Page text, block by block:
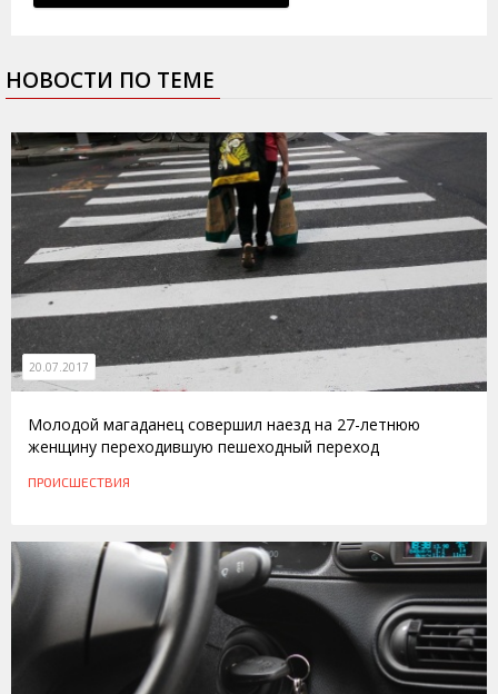
НОВОСТИ ПО ТЕМЕ
20.07.2017
Молодой магаданец совершил наезд на 27-летнюю
женщину переходившую пешеходный переход
ПРОИСШЕСТВИЯ